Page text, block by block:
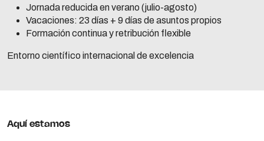
Jornada reducida en verano (julio-agosto)
Vacaciones: 23 días + 9 días de asuntos propios
Formación continua y retribución flexible
Entorno científico internacional de excelencia
Aquí estamos